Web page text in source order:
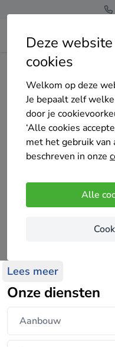
Deze
cookies
Welkom op deze
Je bepaalt zelf
door je
‘Alle cookies
met het gebruik van
beschreven in onze
Alle
Home Cv-ketel
AKloodgieter
allround klusjesman
worden, of een project
betrouwbare vakman
Lees meer
Onze diensten
Aanbouw